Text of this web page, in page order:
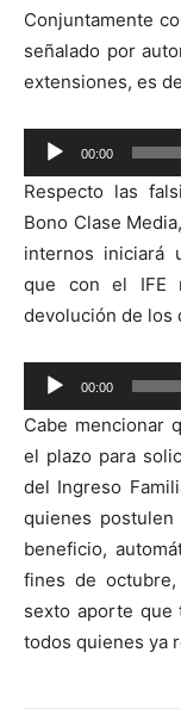
Conjuntamente
señalado por
extensiones, es
Reproductor
de
audio
00:00
Respecto las
Bono Clase
internos iniciará
que con el IFE
devolución de los
Reproductor
de
audio
00:00
Cabe mencionar
el plazo para
del Ingreso
quienes
beneficio,
fines de
sexto aporte que
todos quienes ya